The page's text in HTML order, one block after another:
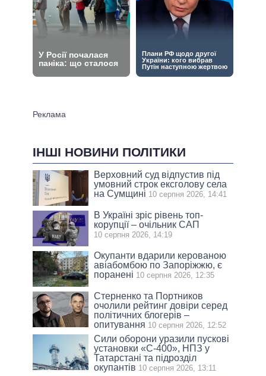
ІНШІ НОВИНИ ПОЛІТИКИ
Верховний суд відпустив під
умовний строк ексголову села
на Сумщині 10 серпня 2026, 14:41
В Україні зріс рівень топ-
корупції – очільник САП
10 серпня 2026, 14:19
Окупанти вдарили керованою
авіабомбою по Запоріжжю, є
поранені 10 серпня 2026, 12:35
Стерненко та Портников
очолили рейтинг довіри серед
політичних блогерів –
опитування 10 серпня 2026, 12:52
Сили оборони уразили пускові
установки «С-400», НПЗ у
Татарстані та підрозділ
окупантів 10 серпня 2026, 13:11